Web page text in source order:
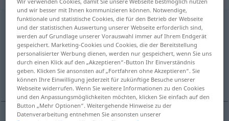
Wendungf
Übersicht aller Übersetzungen
(Für mehr Details die Übersetzung anklicken/antippen)
vending
und wir besser mit Ihnen kommunizieren können. Notwendige,
funktionale und statistische Cookies, die für den Betrieb der Webseite
und der statistischen Auswertung unserer Webseite erforderlich sind,
werden auf Grundlage unserer Vorauswahl immer auf Ihrem Endgerät
gespeichert. Marketing-Cookies und Cookies, die der Bereitstellung
personalisierter Werbung dienen, werden nur gespeichert, wenn Sie uns
durch einen Klick auf den „Akzeptieren“-Button Ihr Einverständnis
geben. Klicken Sie ansonsten auf „Fortfahren ohne Akzeptieren“. Sie
können Ihre Einwilligung jederzeit für zukünftige Besuche unserer
Webseite widerrufen. Wenn Sie weitere Informationen zu den Cookies
und den Anpassungsmöglichkeiten möchten, klicken Sie einfach auf den
Button „Mehr Optionen“. Weitergehende Hinweise zu der
Datenverarbeitung entnehmen Sie ansonsten unserer